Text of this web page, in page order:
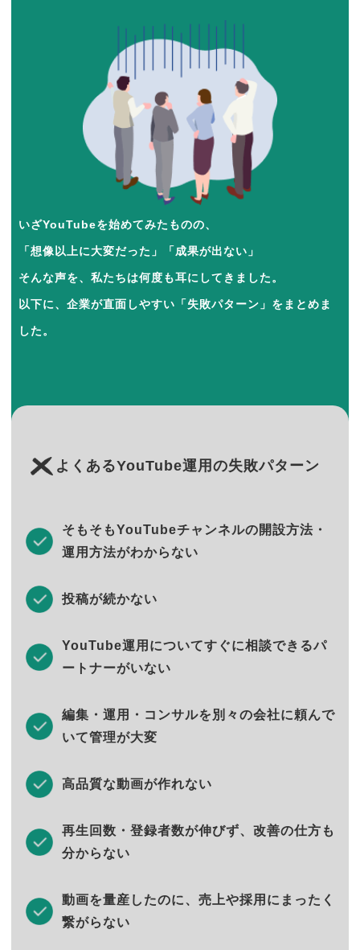
いざYouTubeを始めてみたものの、
「想像以上に大変だった」「成果が出ない」
そんな声を、私たちは何度も耳にしてきました。
以下に、企業が直面しやすい「失敗パターン」をまとめま
した。
よくあるYouTube運用の失敗パターン
そもそもYouTubeチャンネルの開設方法・
運用方法がわからない
投稿が続かない
YouTube運用についてすぐに相談できるパ
ートナーがいない
編集・運用・コンサルを別々の会社に頼んで
いて管理が大変
高品質な動画が作れない
再生回数・登録者数が伸びず、改善の仕方も
分からない
動画を量産したのに、売上や採用にまったく
繋がらない